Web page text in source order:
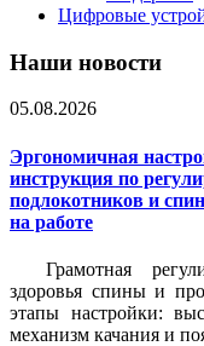
Цифровые
Наши новости
05.08.2026
Эргономичная
инструкция по
подлокотников и
на работе
Грамотная
здоровья спины и
этапы настройки:
механизм качания и